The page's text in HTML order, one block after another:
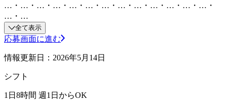
…・…・…・…・…・…・…・…・…・…・…・…・…・
…・…
全て表示
応募画面に進む
情報更新日：2026年5月14日
シフト
1日8時間 週1日からOK